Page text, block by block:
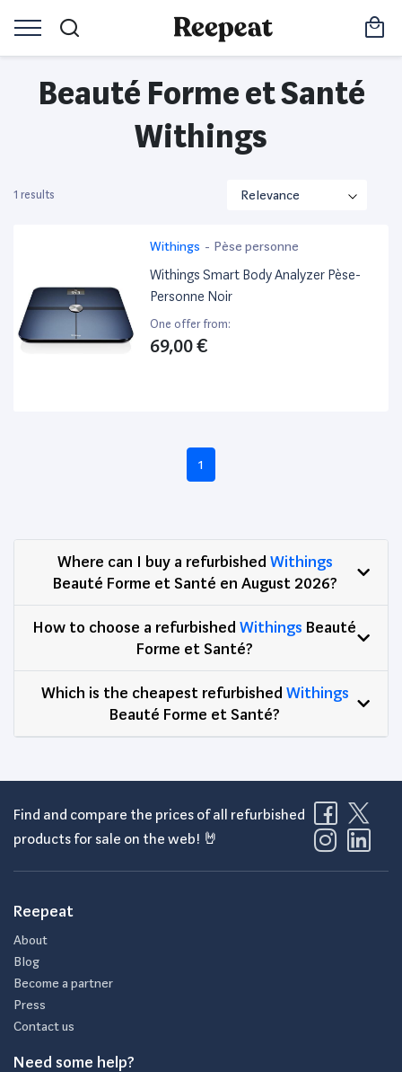
Beauté Forme et Santé
Withings
1 results
Withings - Pèse personne
Withings Smart Body Analyzer Pèse-
Personne Noir
One offer from:
69,00 €
1
Where can I buy a refurbished Withings
Beauté Forme et Santé en August 2026?
How to choose a refurbished Withings Beauté
Forme et Santé?
Which is the cheapest refurbished Withings
Beauté Forme et Santé?
Find and compare the prices of all refurbished
products for sale on the web! 🤘
Reepeat
About
Blog
Become a partner
Press
Contact us
Need some help?